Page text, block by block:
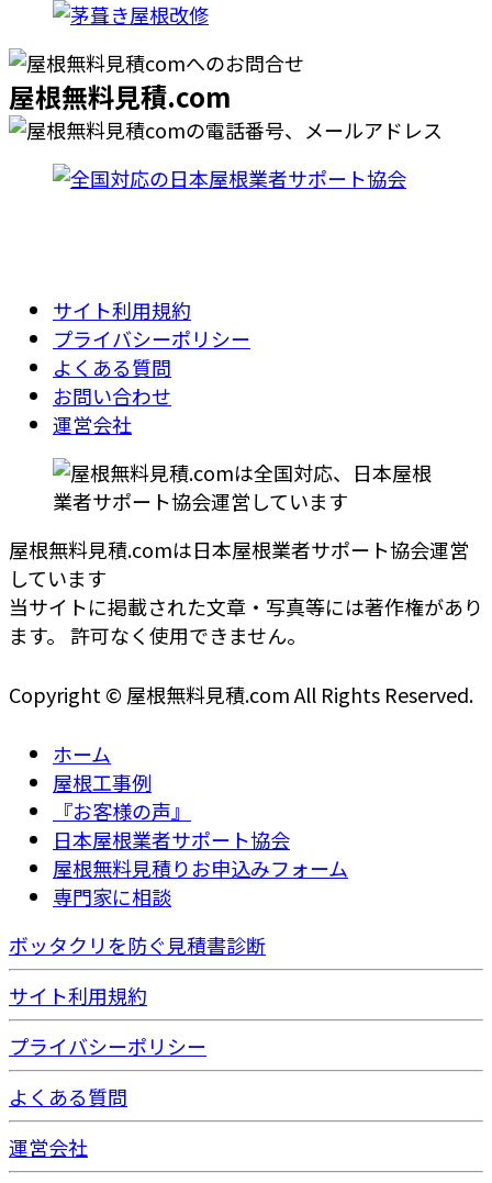
屋根無料見積.com
サイト利用規約
プライバシーポリシー
よくある質問
お問い合わせ
運営会社
屋根無料見積.comは日本屋根業者サポート協会運営
しています
当サイトに掲載された文章・写真等には著作権があり
ます。 許可なく使用できません。
Copyright © 屋根無料見積.com All Rights Reserved.
ホーム
屋根工事例
『お客様の声』
日本屋根業者サポート協会
屋根無料見積りお申込みフォーム
専門家に相談
ボッタクリを防ぐ見積書診断
サイト利用規約
プライバシーポリシー
よくある質問
運営会社